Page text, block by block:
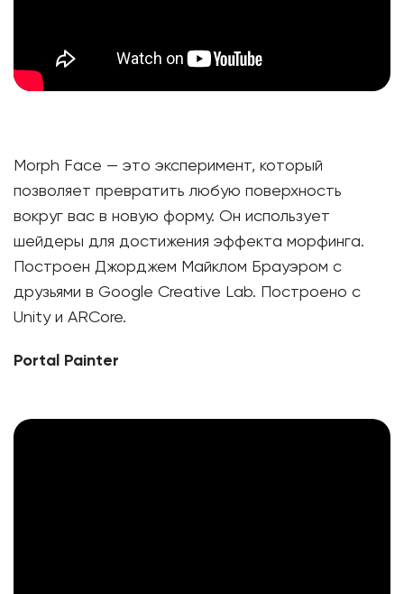
Morph Face — это эксперимент, который
позволяет превратить любую поверхность
вокруг вас в новую форму. Он использует
шейдеры для достижения эффекта морфинга.
Построен Джорджем Майклом Брауэром с
друзьями в Google Creative Lab. Построено с
Unity и ARCore.
Portal Painter